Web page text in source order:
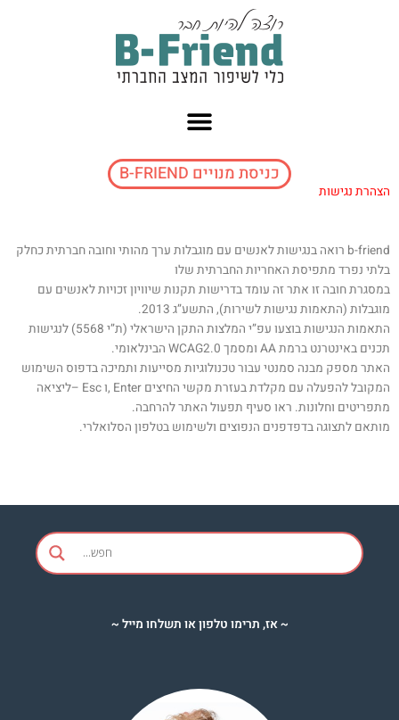
כניסת מנויים B-FRIEND
הצהרת נגישות
b-friend רואה בנגישות לאנשים עם מוגבלות ערך מהותי וחובה חברתית כחלק
בלתי נפרד מתפיסת האחריות החברתית שלו
במסגרת חובה זו אתר זה עומד בדרישות תקנות שיוויון זכויות לאנשים עם
מוגבלות (התאמות נגישות לשירות), התשע”ג 2013
.
התאמות הנגישות בוצעו עפ”י המלצות התקן הישראלי (ת”י 5568) לנגישות
תכנים באינטרנט ברמתAA ומסמך WCAG2.0 הבינלאומי.
האתר מספק מבנה סמנטי עבור טכנולוגיות מסייעות ותמיכה בדפוס השימוש
המקובל להפעלה עם מקלדת בעזרת מקשי החיצים , Enterו– Escליציאה
מתפריטים וחלונות. ראו סעיף תפעול האתר להרחבה.
מותאם לתצוגה בדפדפנים הנפוצים ולשימוש בטלפון הסלואלרי.
~ אז, תרימו טלפון או תשלחו מייל ~